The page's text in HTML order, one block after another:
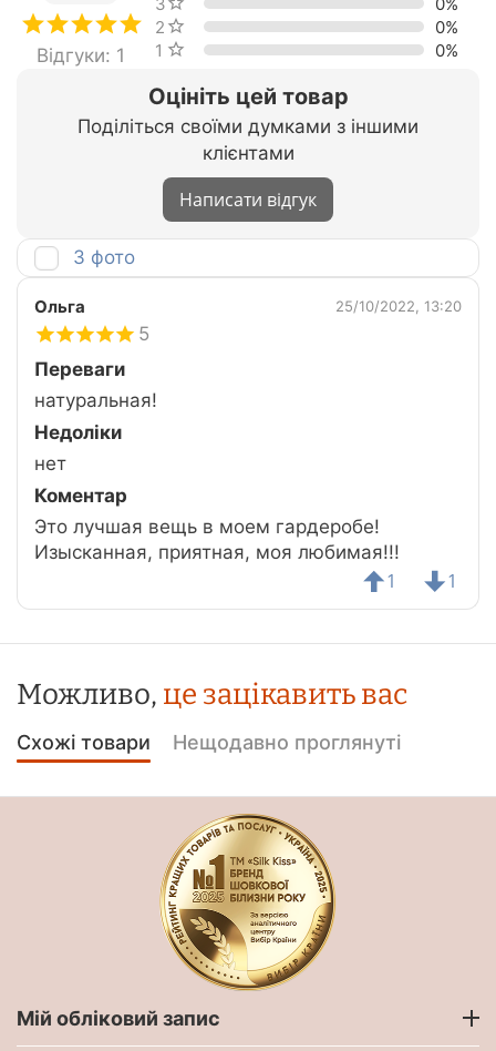
Оцініть цей товар
Поділіться своїми думками з іншими
клієнтами
Написати відгук
Відгуки: 1
2 зірки
0%
1 зірка
0%
З фото
Ольга 25/10/2022, 13:20
5
Переваги
натуральная!
Недоліки
нет
Коментар
Это лучшая вещь в моем гардеробе!
Изысканная, приятная, моя любимая!!!
1 1
Можливо, це зацікавить вас
Схожі товари Нещодавно проглянуті
Мій обліковий запис